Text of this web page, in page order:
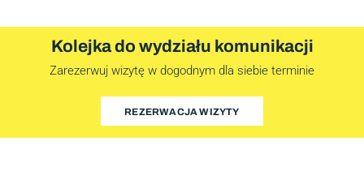
Kolejka do wydziału komunikacji
Zarezerwuj wizytę w dogodnym dla siebie terminie
REZERWACJA WIZYTY